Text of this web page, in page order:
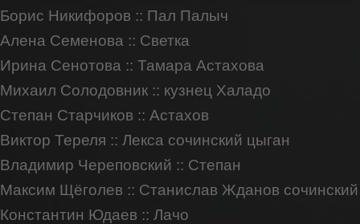
Борис Никифоров :: Пал Палыч
Алена Семенова :: Светка
Ирина Сенотова :: Тамара Астахова
Михаил Солодовник :: кузнец Халадо
Степан Старчиков :: Астахов
Виктор Тереля :: Лекса сочинский цыган
Владимир Череповский :: Степан
Максим Щёголев :: Станислав Жданов
Константин Юдаев :: Лачо